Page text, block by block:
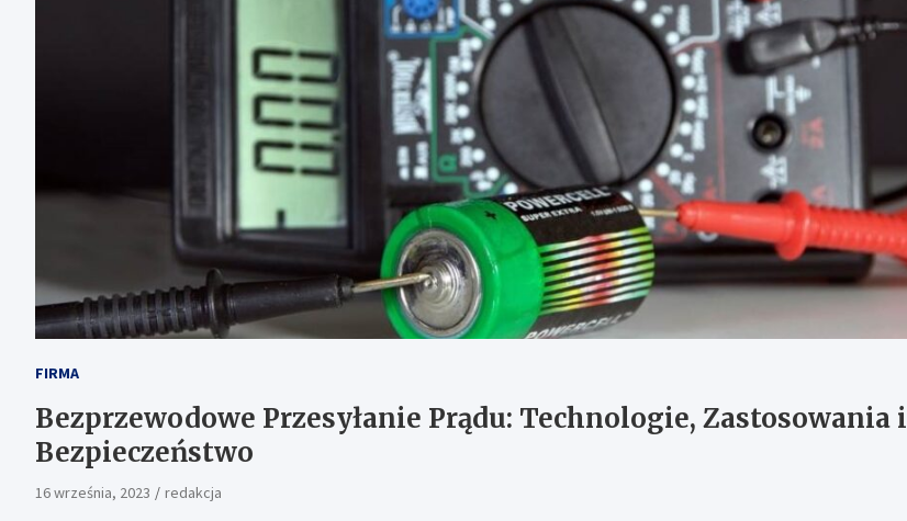
FIRMA
Bezprzewodowe Przesyłanie Prądu: Technologie, Zastosowania i
Bezpieczeństwo
16 września, 2023 redakcja